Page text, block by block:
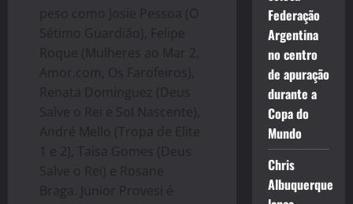
peso como Josie Pessoa (O
Sétimo Guardião), Felipe
Roque (Mulheres ao Mar 2,
Amor.com, Os Farofeiros),
Renata Dominguez (Deus
Salve o Rei e Sol Nascente),
André Mello (Tropa de Elite
1 e 2), Taisa Gomes (Deus
Salve o Rei) e Rosane
Braga. Junior Provesi é
Federação
Argentina
no centro
de apuração
durante a
Copa do
Mundo
Chris
Albuquerque